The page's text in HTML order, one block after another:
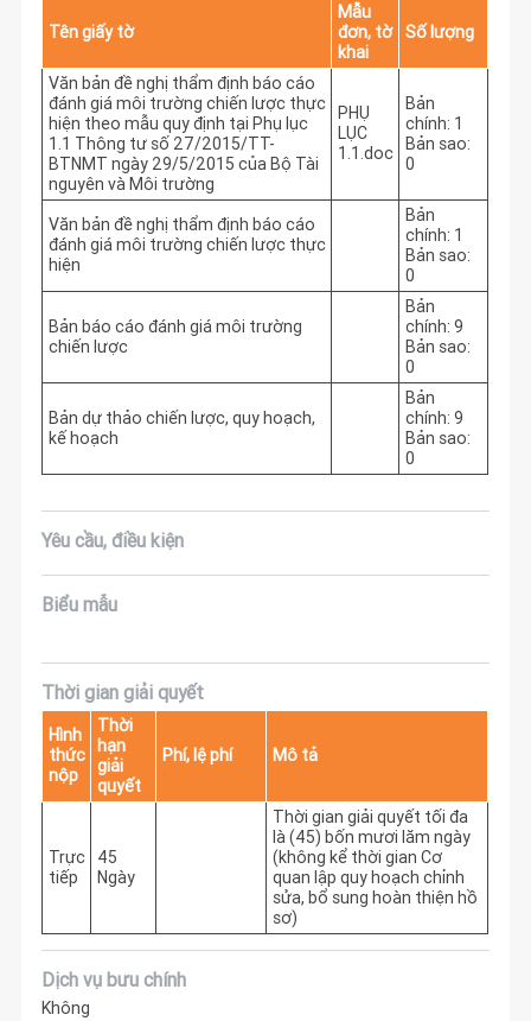
Tên giấy tờ
Mẫu
đơn, tờ
khai
Số lượng
Văn bản đề nghị thẩm định báo cáo
đánh giá môi trường chiến lược thực
hiện theo mẫu quy định tại Phụ lục
1.1 Thông tư số 27/2015/TT-
BTNMT ngày 29/5/2015 của Bộ Tài
nguyên và Môi trường
PHỤ
LỤC
1.1.doc
Bản
chính: 1
Bản sao:
0
Văn bản đề nghị thẩm định báo cáo
đánh giá môi trường chiến lược thực
hiện
Bản
chính: 1
Bản sao:
0
Bản báo cáo đánh giá môi trường
chiến lược
Bản
chính: 9
Bản sao:
0
Bản dự thảo chiến lược, quy hoạch,
kế hoạch
Bản
chính: 9
Bản sao:
0
Yêu cầu, điều kiện
Biểu mẫu
Thời gian giải quyết
Hình
thức
nộp
Thời
hạn
giải
quyết
Phí, lệ phí Mô tả
Trực
tiếp
45
Ngày
Thời gian giải quyết tối đa
là (45) bốn mươi lăm ngày
(không kể thời gian Cơ
quan lập quy hoạch chỉnh
sửa, bổ sung hoàn thiện hồ
sơ)
Dịch vụ bưu chính
Không